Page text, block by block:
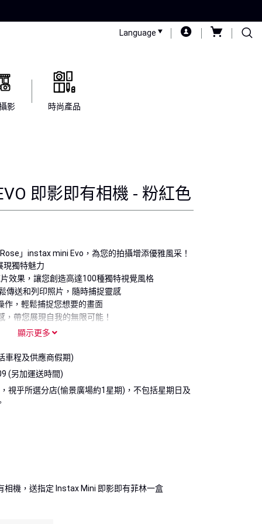
Language
影 時尚產品
即影即有相機 - 粉紅色
」instax mini Evo，為您的拍攝增添優雅風采！
現獨特魅力
效果，讓您創造高達100種獨特視覺風格
傳送和列印照片，隨時捕捉靈感
作，輕鬆捕捉您想要的畫面
帶您展現自我的無限可能！
顯示更多
車程及供應商假期)
(另加運送時間)
視乎所選分店(愉景廣場約1星期)，不包括星期日及
相機，送指定 Instax Mini 即影即有菲林一盒